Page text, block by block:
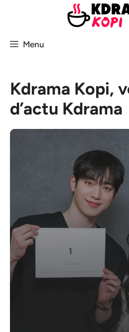
Menu
Kdrama Kopi,
d’actu Kdrama